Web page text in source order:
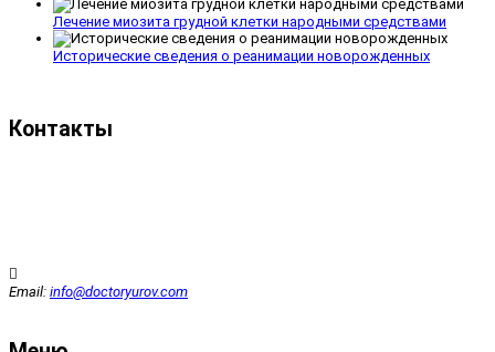
Лечение миозита грудной клетки народными средствами
Исторические сведения о реанимации новорожденных
Контакты
Email: info@doctoryurov.com